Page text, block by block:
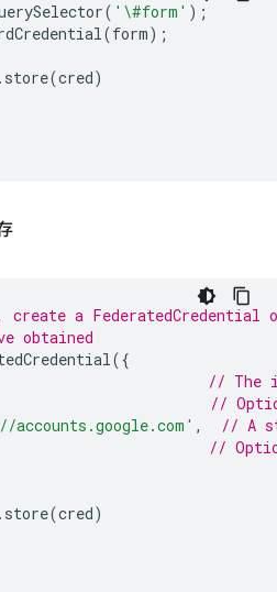
( '\#form' );
(form);
. store(cred)
a FederatedCredential
obtained
({
// The
//
,
// A
//
. store(cred)